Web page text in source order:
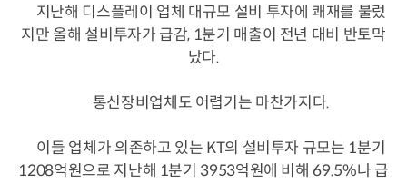
지난해 디스플레이 업체 대규모 설비 투자에 쾌재를 불렀
지만 올해 설비투자가 급감, 1분기 매출이 전년 대비 반토막
났다.
통신장비업체도 어렵기는 마찬가지다.
이들 업체가 의존하고 있는 KT의 설비투자 규모는 1분기
1208억원으로 지난해 1분기 3953억원에 비해 69.5%나 급